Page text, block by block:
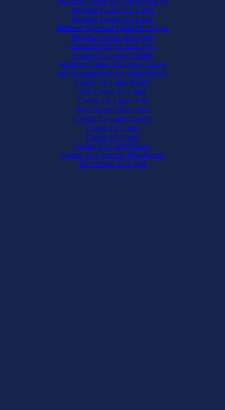
Meilleur Casino En Ligne
Meilleur Casino En Ligne
Meilleur Nouveau Casino En Ligne
Meilleur Casino En Ligne
Casino En Ligne Sans Kyc
Casino En Ligne Cashlib
Meilleur Casino En Ligne France
Siti Scommesse Non Aams Paypal
Casino En Ligne Fiable
Site Casino En Ligne
Casino En Ligne Avis
Paris Sportif Hors Arjel
Casino En Ligne France
Casino En Ligne
Casino En Ligne
Casino En Ligne France
Casino En Ligne Le Plus Payant
Top Casino En Ligne